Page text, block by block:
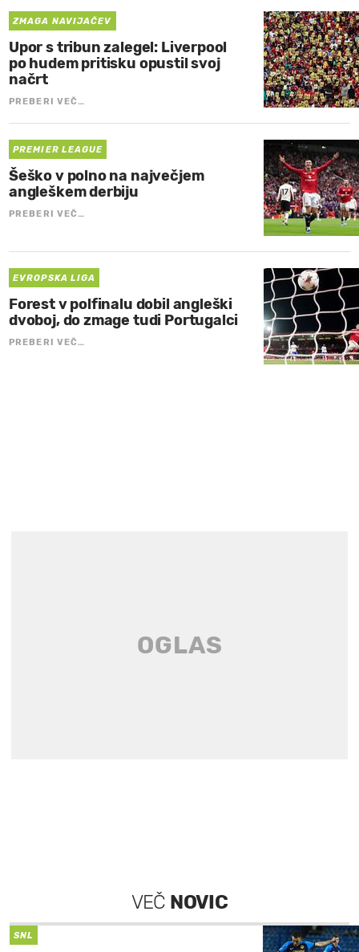
ZMAGA NAVIJAČEV
Upor s tribun zalegel: Liverpool
po hudem pritisku opustil svoj
načrt
PREBERI VEČ…
PREMIER LEAGUE
Šeško v polno na največjem
angleškem derbiju
PREBERI VEČ…
EVROPSKA LIGA
Forest v polfinalu dobil angleški
dvoboj, do zmage tudi Portugalci
PREBERI VEČ…
VEČ NOVIC
SNL